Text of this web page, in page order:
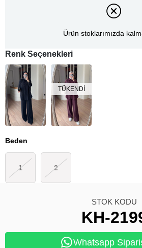
Ürün stoklarımızda
Renk Seçenekleri
TÜKENDI
Beden
1 2
STOK KODU
KH-
Whatsapp